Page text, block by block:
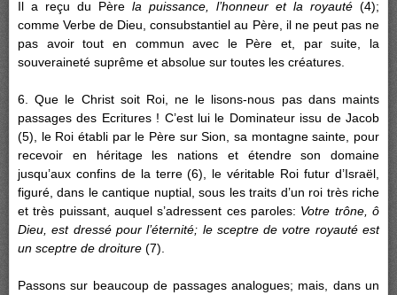
Il a reçu du Père la puissance, l’honneur et la royauté (4);
comme Verbe de Dieu, consubstantiel au Père, il ne peut pas ne
pas avoir tout en commun avec le Père et, par suite, la
souveraineté suprême et absolue sur toutes les créatures.
6. Que le Christ soit Roi, ne le lisons-nous pas dans maints
passages des Ecritures ! C’est lui le Dominateur issu de Jacob
(5), le Roi établi par le Père sur Sion, sa montagne sainte, pour
recevoir en héritage les nations et étendre son domaine
jusqu’aux confins de la terre (6), le véritable Roi futur d’Israël,
figuré, dans le cantique nuptial, sous les traits d’un roi très riche
et très puissant, auquel s’adressent ces paroles: Votre trône, ô
Dieu, est dressé pour l’éternité; le sceptre de votre royauté est
un sceptre de droiture (7).
Passons sur beaucoup de passages analogues; mais, dans un